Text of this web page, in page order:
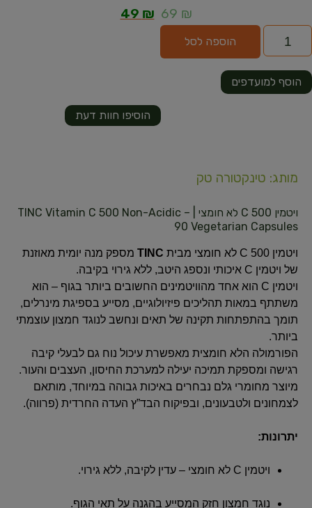
69 ₪
49 ₪
הוספה לסל
הוסיפו חוות דעת
הוסף למועדפים
מותג: טינקטורה טק
ויטמין C 500 לא חומצי | TINC Vitamin C 500 Non-Acidic –
90 Vegetarian Capsules
ויטמין C 500 לא חומצי מבית TINC מספק מנה יומית מאוזנת
של ויטמין C איכותי ונספג היטב, ללא גירוי בקיבה.
ויטמין C הוא אחד מהוויטמינים החשובים ביותר בגוף – הוא
משתתף במאות תהליכים פיזיולוגיים, מסייע בספיגת מינרלים,
תומך בהתפתחות תקינה של תאים ונחשב לנוגד חמצון עוצמתי
ביותר.
הפורמולה הלא חומצית מאפשרת עיכול נוח גם לבעלי קיבה
רגישה ומספקת תמיכה יעילה למערכת החיסון, העצבים והעור.
מיוצר מחומרי גלם נבחרים באיכות גבוהה במיוחד, מותאם
לצמחונים ולטבעונים, ובפיקוח הבד”ץ העדה החרדית (פרווה).
יתרונות:
ויטמין C לא חומצי – עדין לקיבה, ללא גירוי.
נוגד חמצון חזק המסייע בהגנה על תאי הגוף.